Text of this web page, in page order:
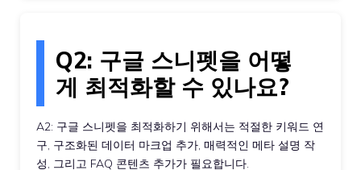
Q2: 구글 스니펫을 어떻
게 최적화할 수 있나요?
A2: 구글 스니펫을 최적화하기 위해서는 적절한 키워드 연
구, 구조화된 데이터 마크업 추가, 매력적인 메타 설명 작
성, 그리고 FAQ 콘텐츠 추가가 필요합니다.